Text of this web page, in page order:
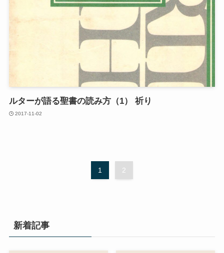
ルターが語る聖書の読み方（1） 祈り
2017-11-02
1 2
新着記事